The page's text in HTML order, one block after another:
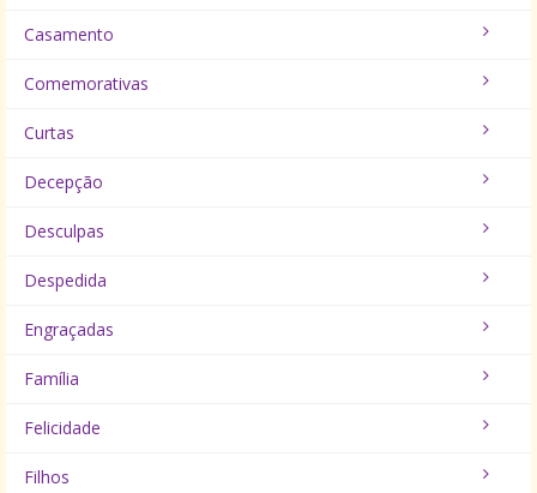
Casamento
Comemorativas
Curtas
Decepção
Desculpas
Despedida
Engraçadas
Família
Felicidade
Filhos